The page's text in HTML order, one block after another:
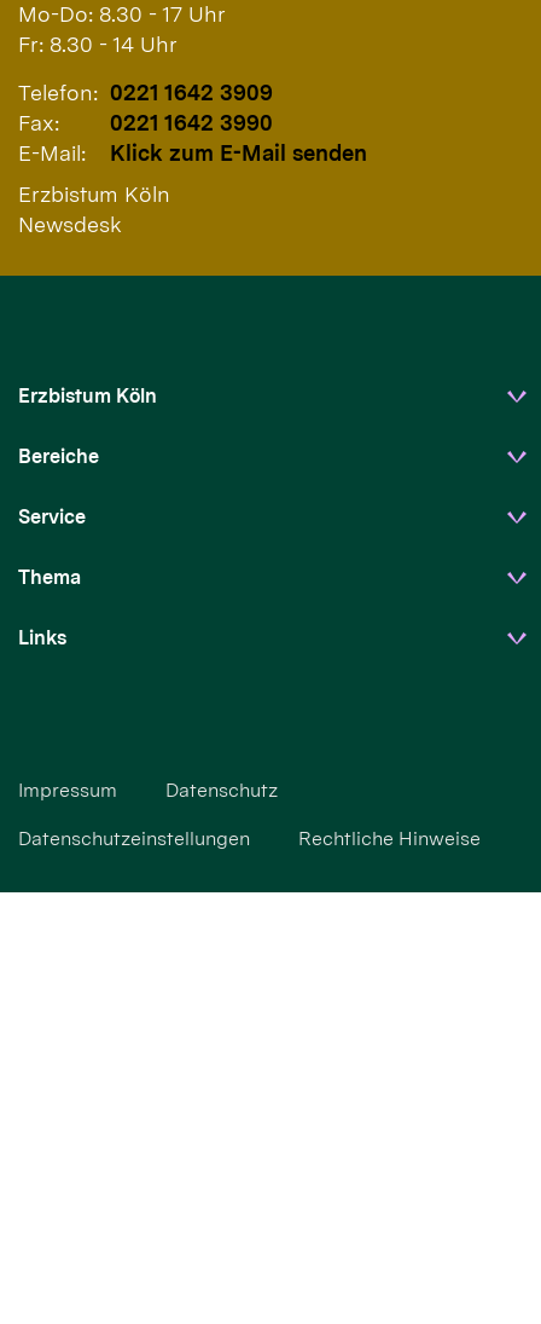
Mo-Do: 8.30 - 17 Uhr
Fr: 8.30 - 14 Uhr
Telefon: 0221 1642 3909
Fax:
0221 1642 3990
E-Mail:
Klick zum E-Mail senden
Erzbistum Köln
Newsdesk
Erzbistum Köln
Bereiche
Service
Thema
Links
Impressum Datenschutz
Datenschutzeinstellungen Rechtliche Hinweise